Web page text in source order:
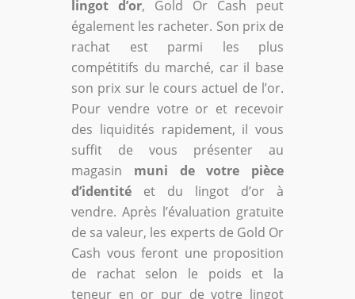
lingot d’or, Gold Or Cash peut
également les racheter. Son prix de
rachat est parmi les plus
compétitifs du marché, car il base
son prix sur le cours actuel de l’or.
Pour vendre votre or et recevoir
des liquidités rapidement, il vous
suffit de vous présenter au
magasin muni de votre pièce
d’identité et du lingot d’or à
vendre. Après l’évaluation gratuite
de sa valeur, les experts de Gold Or
Cash vous feront une proposition
de rachat selon le poids et la
teneur en or pur de votre lingot